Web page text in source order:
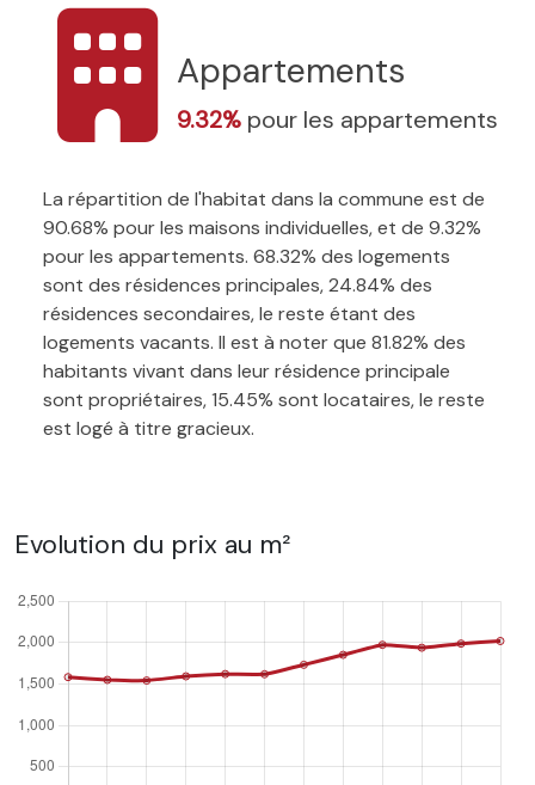
Appartements
9.32% pour les appartements
La répartition de l'habitat dans la commune est de
90.68% pour les maisons individuelles, et de 9.32%
pour les appartements. 68.32% des logements
sont des résidences principales, 24.84% des
résidences secondaires, le reste étant des
logements vacants. Il est à noter que 81.82% des
habitants vivant dans leur résidence principale
sont propriétaires, 15.45% sont locataires, le reste
est logé à titre gracieux.
Evolution du prix au m²